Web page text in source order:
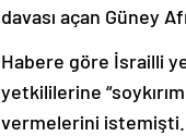
davası açan Güney
Habere göre İsrailli
yetkililerine
vermelerini istemişti.